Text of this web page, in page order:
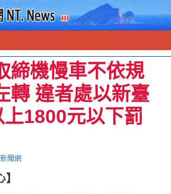
締機慢車不依規
轉 違者處以新臺
1800元以下罰
聞網